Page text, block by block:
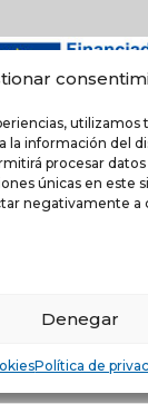
la información del
procesar
únicas en este
negativamente a
Denegar
Política de